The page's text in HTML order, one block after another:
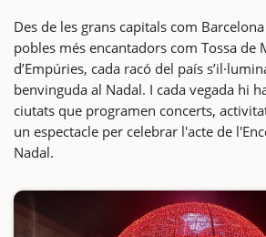
Des de les grans capitals com
pobles més encantadors com Tossa de
d’Empúries, cada racó del país
benvinguda al Nadal. I cada vegada hi
ciutats que programen concerts,
un espectacle per celebrar l'acte de
Nadal.